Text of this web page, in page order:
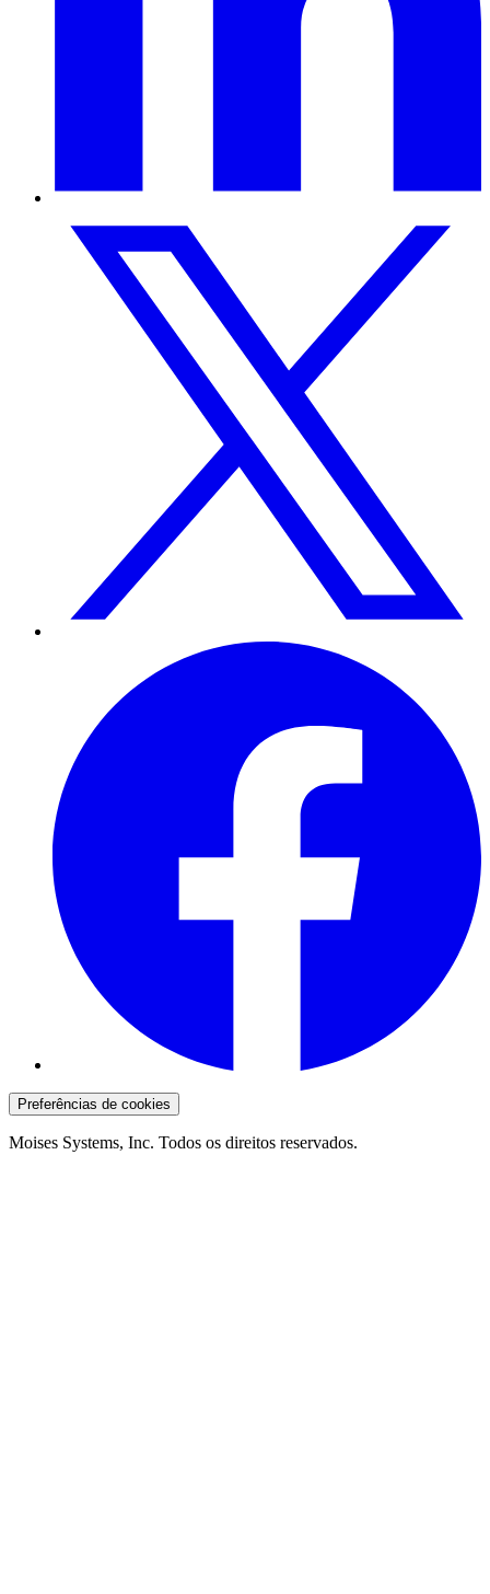
Preferências de cookies
Moises Systems, Inc. Todos os direitos reservados.